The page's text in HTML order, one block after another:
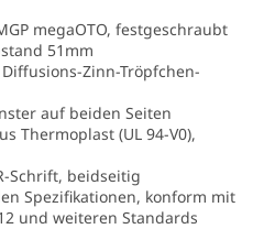
megaOTO, festgeschraubt
51mm
Zinn-Tröpfchen-
auf beiden Seiten
Thermoplast (UL 94-V0),
Schrift, beidseitig
Spezifikationen, konform mit
und weiteren Standards